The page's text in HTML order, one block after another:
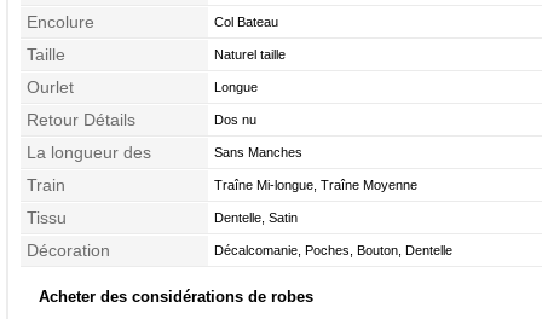
Encolure Col Bateau
Taille Naturel taille
Ourlet Longue
Retour Détails Dos nu
La longueur des
manches
Sans Manches
Train Traîne Mi-longue, Traîne Moyenne
Tissu Dentelle, Satin
Décoration Décalcomanie, Poches, Bouton, Dentelle
Acheter des considérations de robes